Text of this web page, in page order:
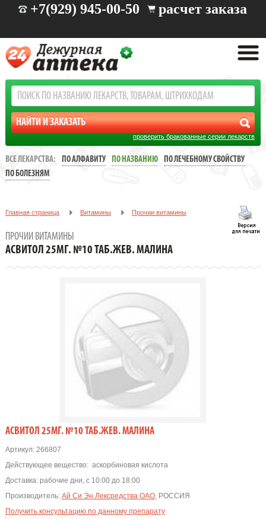
+7(929) 945-00-50 расчет заказа
проверить бракованные серии лекарств
ВСЕ ЛЕКАРСТВА: ПО АЛФАВИТУ ПО НАЗВАНИЮ
ПО ЛЕЧЕБНОМУ СВОЙСТВУ
ПО БОЛЕЗНЯМ
Главная страница Витамины Прочии витамины
ПРОЧИИ ВИТАМИНЫ
АСВИТОЛ 25МГ. №10 ТАБ.ЖЕВ. МАЛИНА
АСВИТОЛ 25МГ. №10 ТАБ.ЖЕВ. МАЛИНА
Артикул:266807
Действующее вещество: аскорбиновая кислота
Доставка: рабочие дни, с 10:00 до 18:00
Производитель: Ай Си Эн Лексредства ОАО, РОССИЯ
Получить консультацию по данному препарату